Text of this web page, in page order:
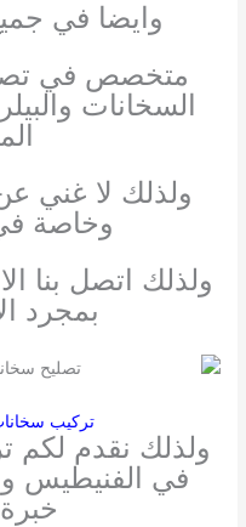
وايضا في
متخصص في
السخانات
ولذلك لا غني
وخاصة
ولذلك اتصل بنا
بمجرد
تركيب
ولذلك نقدم لكم
في الفنيطيس